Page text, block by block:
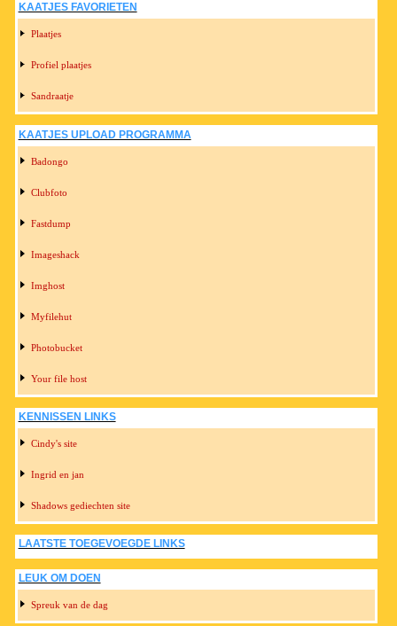
KAATJES FAVORIETEN
Plaatjes
Profiel plaatjes
Sandraatje
KAATJES UPLOAD PROGRAMMA
Badongo
Clubfoto
Fastdump
Imageshack
Imghost
Myfilehut
Photobucket
Your file host
KENNISSEN LINKS
Cindy's site
Ingrid en jan
Shadows gediechten site
LAATSTE TOEGEVOEGDE LINKS
LEUK OM DOEN
Spreuk van de dag